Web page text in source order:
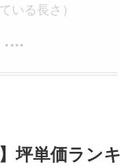
いる長さ）
坪単価ランキ